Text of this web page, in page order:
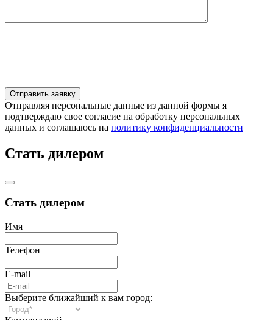
Отправляя персональные данные из данной формы я
подтверждаю свое согласие на обработку персональных
данных и соглашаюсь на политику конфиденциальности
Стать дилером
Стать дилером
Имя
Телефон
E-mail
Выберите ближайший к вам город: